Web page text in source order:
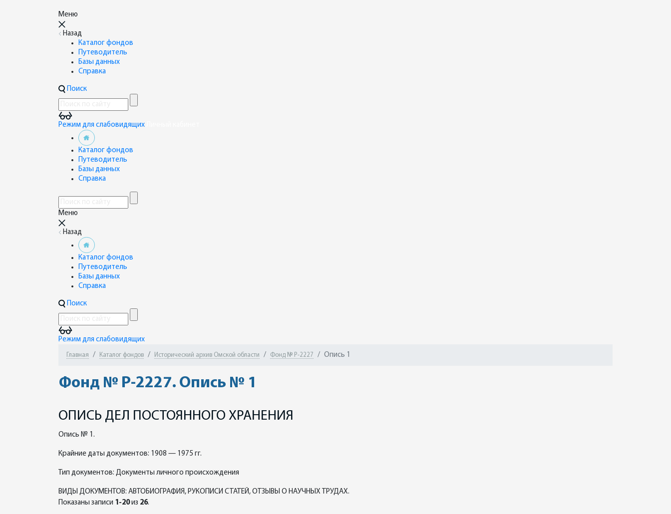
Меню
Назад
Каталог фондов
Путеводитель
Базы данных
Справка
Поиск
Режим для слабовидящих
Каталог фондов
Путеводитель
Базы данных
Справка
Меню
Назад
Каталог фондов
Путеводитель
Базы данных
Справка
Поиск
Режим для слабовидящих
Главная Каталог фондов Исторический архив Омской области Фонд № Р-2227 Опись 1
Фонд № Р-2227. Опись № 1
ОПИСЬ ДЕЛ ПОСТОЯННОГО ХРАНЕНИЯ
Опись № 1.
Крайние даты документов: 1908 — 1975 гг.
Тип документов: Документы личного происхождения
ВИДЫ ДОКУМЕНТОВ: АВТОБИОГРАФИЯ, РУКОПИСИ СТАТЕЙ, ОТЗЫВЫ О НАУЧНЫХ ТРУДАХ.
Показаны записи 1-20из 26.